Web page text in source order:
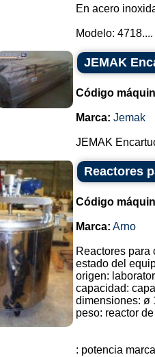
En acero
Modelo: 4718....
JEMAK
Código
Marca: Jemak
JEMAK
Reactores
Código
Marca: Arno
Reactores para
estado del
origen:
capacidad:
dimensiones: ø
peso: reactor
: potencia